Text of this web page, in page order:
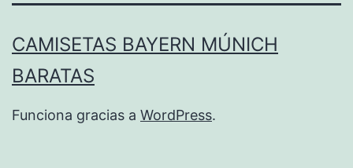
CAMISETAS BAYERN MÚNICH
BARATAS
Funciona gracias a WordPress.